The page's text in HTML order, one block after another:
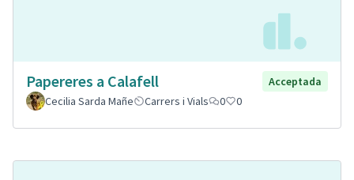
Papereres a Calafell
Acceptada
Cecilia Sarda Mañe
Carrers i Vials 0 0